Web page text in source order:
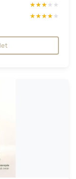
★★★★★
★★★★★
★★★★★
★★★★★